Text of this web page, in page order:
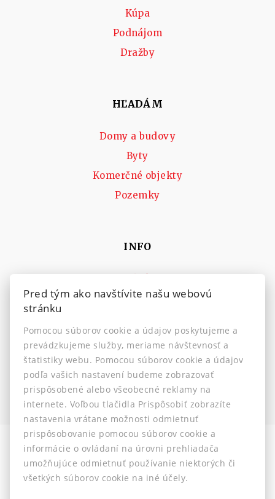
Kúpa
Podnájom
Dražby
HĽADÁM
Domy a budovy
Byty
Komerčné objekty
Pozemky
INFO
Napíšte nám
Nastavenie cookies
Informácia pre klientov- Ochrana osobných údajov
Etický kódex-Reklamačný poriadok
© 2026 -J&MZ reality s.r.o.
Pred tým ako navštívite našu webovú
stránku
Pomocou súborov cookie a údajov poskytujeme a
prevádzkujeme služby, meriame návštevnosť a
štatistiky webu. Pomocou súborov cookie a údajov
podľa vašich nastavení budeme zobrazovať
prispôsobené alebo všeobecné reklamy na
internete. Voľbou tlačidla Prispôsobiť zobrazíte
nastavenia vrátane možnosti odmietnuť
prispôsobovanie pomocou súborov cookie a
informácie o ovládaní na úrovni prehliadača
umožňujúce odmietnuť používanie niektorých či
všetkých súborov cookie na iné účely.